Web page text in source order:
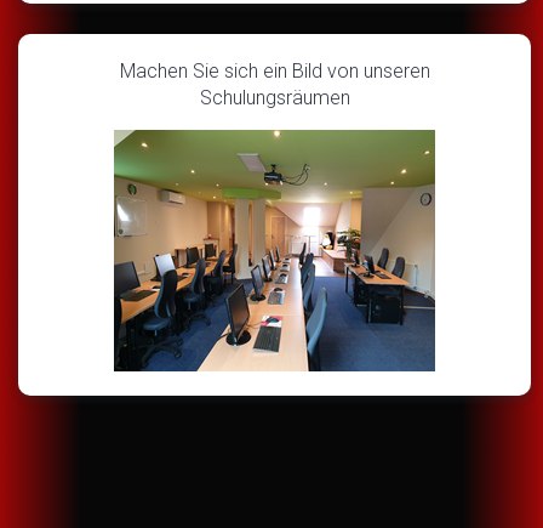
Machen Sie sich ein Bild von unseren
Schulungsräumen